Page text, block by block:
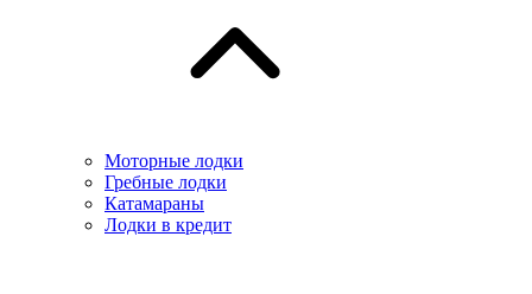
Моторные лодки
Гребные лодки
Катамараны
Лодки в кредит